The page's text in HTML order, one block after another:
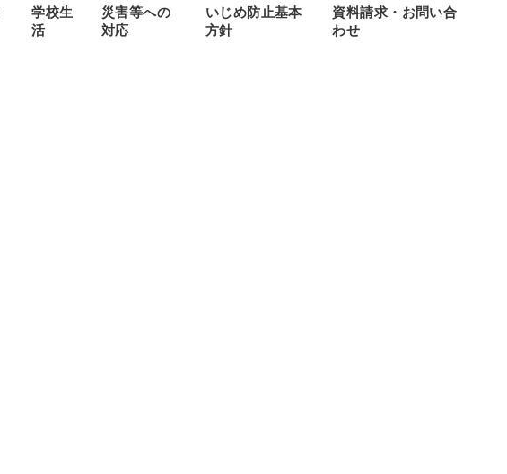
学校生
活
災害等への
対応
いじめ防止基本
方針
資料請求・お問い合
わせ